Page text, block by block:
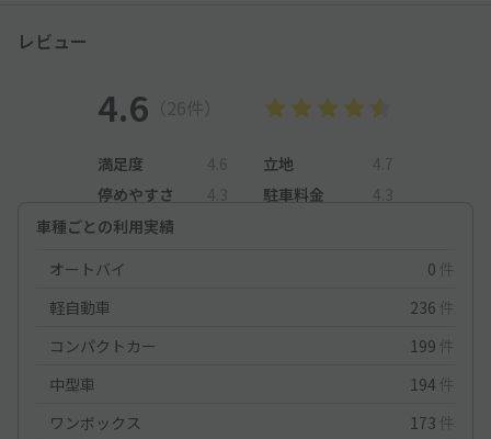
レビュー
4.6 （26件）
満足度 4.6 立地
4.7
停めやすさ
4.3 駐車料金
4.3
車種ごとの利用実績
オートバイ
0 件
軽自動車
236 件
コンパクトカー
199 件
中型車
194 件
ワンボックス
173 件